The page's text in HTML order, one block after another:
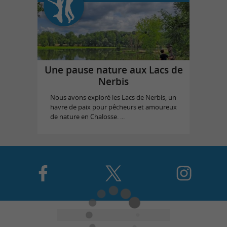
Une pause nature aux Lacs de
Nerbis
Nous avons exploré les Lacs de Nerbis, un
havre de paix pour pêcheurs et amoureux
de nature en Chalosse. ...